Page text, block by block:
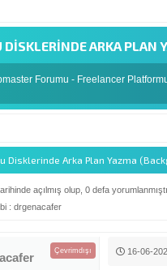
Forumu - Freelancer
DISKLERINDE ARKA PLAN
Disklerinde Arka Plan Yazma
açılmış olup, 0 defa
: drgenacafer
Çevrimdışı 16-06-